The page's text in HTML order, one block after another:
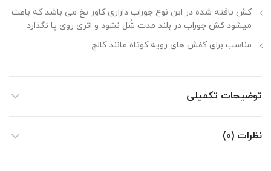
کش بافته شده در این نوع جوراب داراری کاور نخ می باشد که باعث
میشود کش جوراب در بلند مدت شُل نشود و اثری روی پا نگذارد
مناسب برای کفش های رویه کوتاه مانند کالج
توضیحات تکمیلی
نظرات (0)